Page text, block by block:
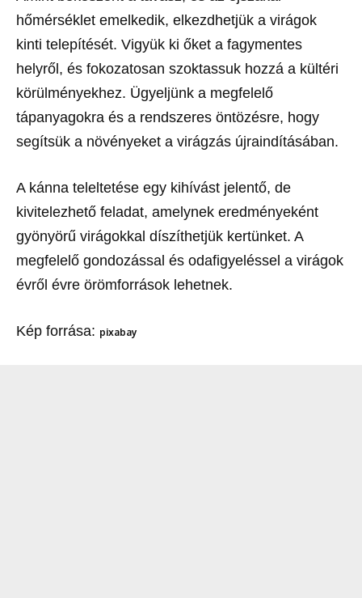
hőmérséklet emelkedik, elkezdhetjük a virágok
kinti telepítését. Vigyük ki őket a fagymentes
helyről, és fokozatosan szoktassuk hozzá a kültéri
körülményekhez. Ügyeljünk a megfelelő
tápanyagokra és a rendszeres öntözésre, hogy
segítsük a növényeket a virágzás újraindításában.
A kánna teleltetése egy kihívást jelentő, de
kivitelezhető feladat, amelynek eredményeként
gyönyörű virágokkal díszíthetjük kertünket. A
megfelelő gondozással és odafigyeléssel a virágok
évről évre örömforrások lehetnek.
Kép forrása: pixabay